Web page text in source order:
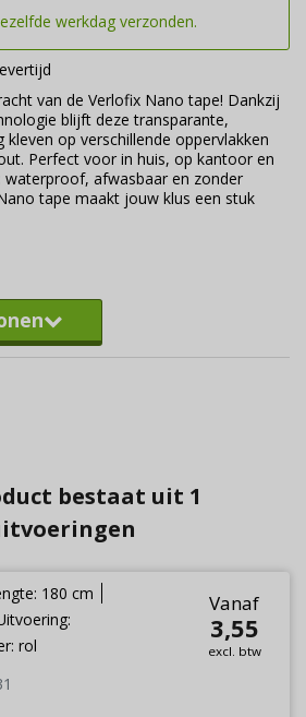
werkdag verzonden.
van de Verlofix Nano tape! Dankzij
blijft deze transparante,
op verschillende oppervlakken
Perfect voor in huis, op kantoor en
waterproof, afwasbaar en zonder
tape maakt jouw klus een stuk
bestaat uit 1
180 cm
rol
Vanaf
3,55
excl. btw